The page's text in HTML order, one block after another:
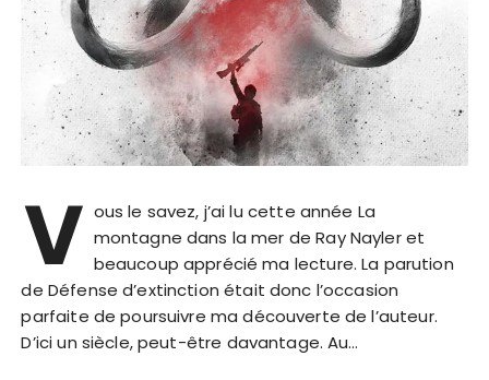
V ous le savez, j’ai lu cette année La
montagne dans la mer de Ray Nayler et
beaucoup apprécié ma lecture. La parution
de Défense d’extinction était donc l’occasion
parfaite de poursuivre ma découverte de l’auteur.
D’ici un siècle, peut-être davantage. Au…